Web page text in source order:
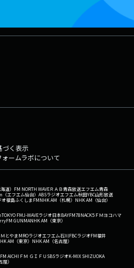
づく表示
ームラボについて
道） FM NORTH WAVEＲＡＢ青森放送エフエム青森
エフエム仙台） ABSラジオエフエム秋田YBC山形放送
オ福島ふくしまFMNHK AM（札幌） NHK AM（仙台）
TOKYO FMJ-WAVEラジオ日本BAYFM78NACK5 ＦＭヨコハマ
FM GUNMANHK AM（東京）
ＭとやまMROラジオエフエム石川FBCラジオFM福井
AM（東京） NHK AM（名古屋）
FM AICHI ＦＭ ＧＩＦＵ SBSラジオK-MIX SHIZUOKA
）